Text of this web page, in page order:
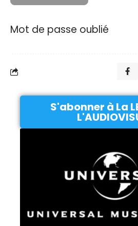
Mot de passe oublié
S'abonner à La